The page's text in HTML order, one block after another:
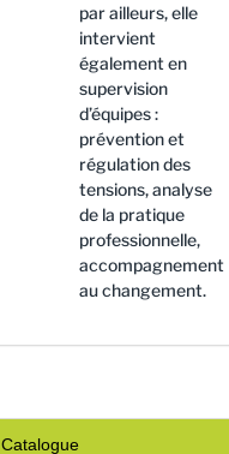
par ailleurs, elle
intervient
également en
supervision
d’équipes :
prévention et
régulation des
tensions, analyse
de la pratique
professionnelle,
accompagnement
au changement.
Catalogue